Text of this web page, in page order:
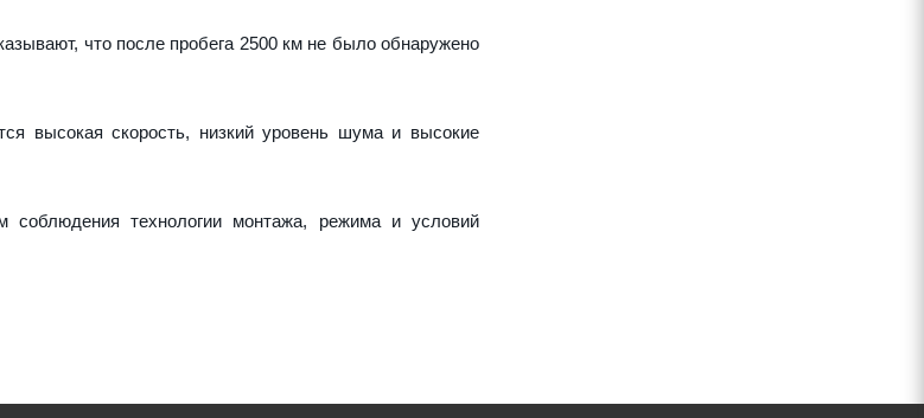
что после пробега 2500 км не было обнаружено
высокая скорость, низкий уровень шума и высокие
технологии монтажа, режима и условий